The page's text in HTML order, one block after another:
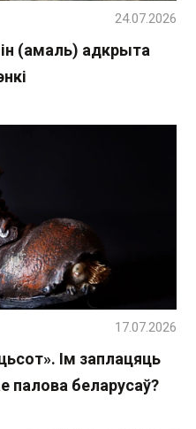
(амаль) адкрыта
24.07.2026
Ім заплацяць
беларусаў?
17.07.2026